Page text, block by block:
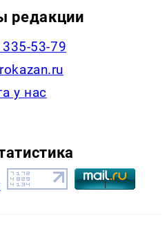
редакции
53-79
у нас